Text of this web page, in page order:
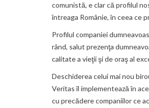
comunistă, e clar că profilul
întreaga Românie, în ceea ce
Profilul companiei
rând, salut prezenţa
calitate a vieţii şi de oraş al
Deschiderea celui mai nou
Veritas îl implementează în
cu precădere companiilor ce